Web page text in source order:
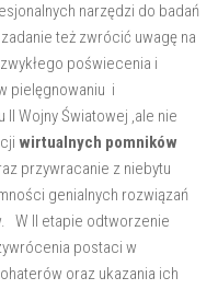
narzędzi do badań
też zwrócić uwagę na
poświecenia i
pielęgnowaniu i
Wojny Światowej ,ale nie
wirtualnych pomników
przywracanie z niebytu
genialnych rozwiązań
W II etapie odtworzenie
postaci w
oraz ukazania ich